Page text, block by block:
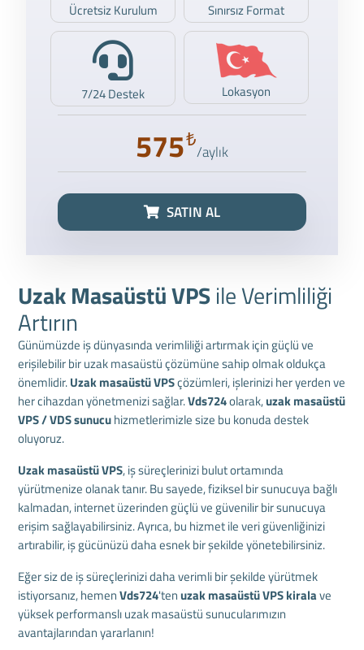
Ücretsiz Kurulum Sınırsız Format
7/24 Destek Lokasyon
₺
575 /aylık
SATIN AL
Uzak Masaüstü VPSile Verimliliği
Artırın
Günümüzde iş dünyasında verimliliği artırmak için güçlü ve
erişilebilir bir uzak masaüstü çözümüne sahip olmak oldukça
önemlidir.Uzak masaüstü VPSçözümleri, işlerinizi her yerden ve
her cihazdan yönetmenizi sağlar.Vds724olarak,uzak masaüstü
VPS / VDS sunucuhizmetlerimizle size bu konuda destek
oluyoruz.
Uzak masaüstü VPS, iş süreçlerinizi bulut ortamında
yürütmenize olanak tanır. Bu sayede, fiziksel bir sunucuya bağlı
kalmadan, internet üzerinden güçlü ve güvenilir bir sunucuya
erişim sağlayabilirsiniz. Ayrıca, bu hizmet ile veri güvenliğinizi
artırabilir, iş gücünüzü daha esnek bir şekilde yönetebilirsiniz.
Eğer siz de iş süreçlerinizi daha verimli bir şekilde yürütmek
istiyorsanız, hemenVds724'tenuzak masaüstü VPS kiralave
yüksek performanslı uzak masaüstü sunucularımızın
avantajlarından yararlanın!